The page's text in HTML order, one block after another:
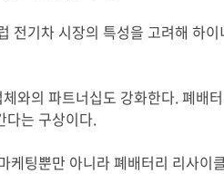
전기차 시장의 특성을 고려해 하
와의 파트너십도 강화한다.폐배
다는 구상이다.
케팅뿐만 아니라 폐배터리 리사이